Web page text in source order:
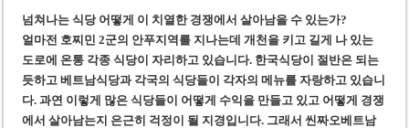
넘쳐나는 식당 어떻게 이 치열한 경쟁에서 살아남을 수 있는가?
얼마전 호찌민 2군의 안푸지역를 지나는데 개천을 키고 길게 나 있는
도로에 온통 각종 식당이 자리하고 있습니다. 한국식당이 절반은 되는
듯하고 베트남식당과 각국의 식당들이 각자의 메뉴를 자랑하고 있습니
다. 과연 이렇게 많은 식당들이 어떻게 수익을 만들고 있고 어떻게 경쟁
에서 살아남는지 은근히 걱정이 될 지경입니다. 그래서 씬짜오베트남